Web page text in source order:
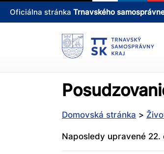
Oficiálna stránka Trnavského
Domovská stránka >
Naposledy upravené